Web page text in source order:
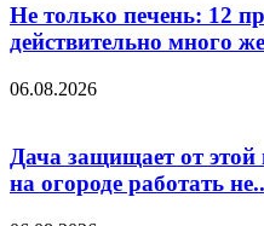
Не только печень: 12
действительно много
06.08.2026
Дача защищает от этой
на огороде работать